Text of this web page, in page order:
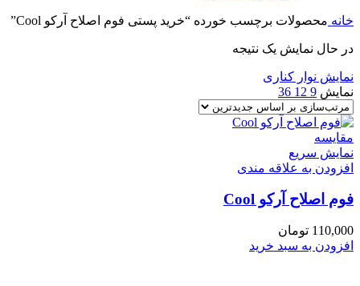
خانه محصولات برچسب خورده “خرید پستی فوم اصلاح آرکو Cool”
در حال نمایش یک نتیجه
نمایش نوار کناری
نمایش 9
12
36
مقايسه
نمایش سریع
افزودن به علاقه مندی
فوم اصلاح آرکو Cool
110,000 تومان
افزودن به سبد خرید